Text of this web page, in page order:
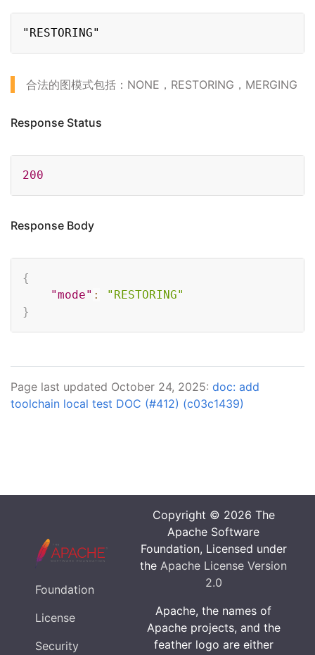
合法的图模式包括：NONE，RESTORING，MERGING
Response Status
200
Response Body
{
"mode" :
"RESTORING"
}
Page last updated October 24, 2025: doc: add
toolchain local test DOC (#412) (c03c1439)
Foundation
License
Security
Copyright © 2026 The
Apache Software
Foundation, Licensed under
the Apache License Version
2.0
Apache, the names of
Apache projects, and the
feather logo are either